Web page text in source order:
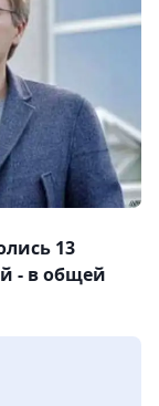
13
- в общей